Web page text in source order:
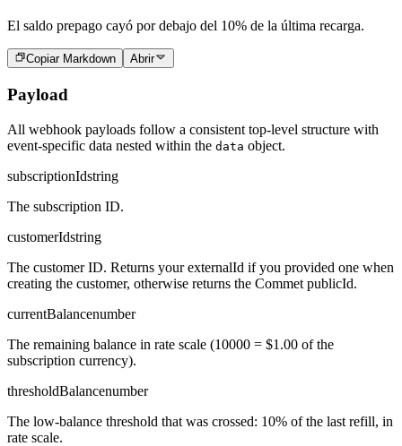
El saldo prepago cayó por debajo del 10% de la última recarga.
Copiar Markdown Abrir
Payload
All webhook payloads follow a consistent top-level structure with
event-specific data nested within the data object.
subscriptionIdstring
The subscription ID.
customerIdstring
The customer ID. Returns your externalId if you provided one when
creating the customer, otherwise returns the Commet publicId.
currentBalancenumber
The remaining balance in rate scale (10000 = $1.00 of the
subscription currency).
thresholdBalancenumber
The low-balance threshold that was crossed: 10% of the last refill, in
rate scale.